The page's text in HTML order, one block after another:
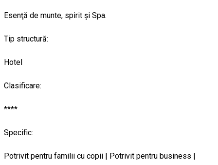
Esenţă de munte, spirit şi Spa.
Tip structură:
Hotel
Clasificare:
****
Specific:
Potrivit pentru familii cu copii | Potrivit pentru business |